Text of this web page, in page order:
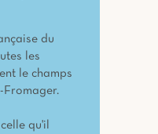
du
les
le champs
qu'il